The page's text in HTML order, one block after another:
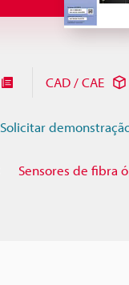
CAD / CAE
Solicitar
Sensores de fibra